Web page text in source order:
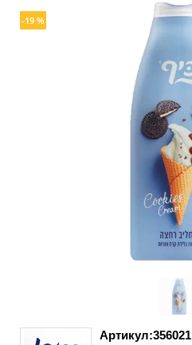
-19 %
Артикул:356021